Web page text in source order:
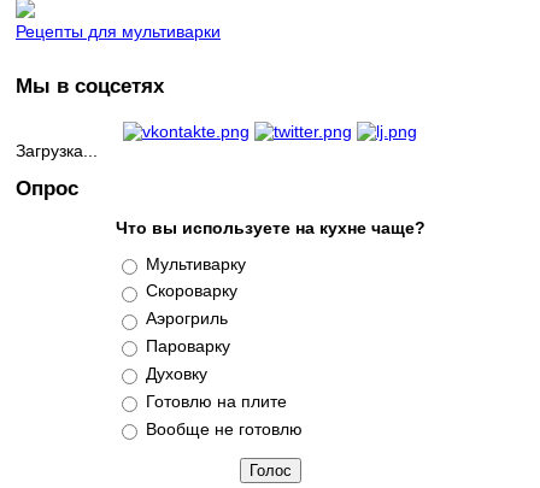
Рецепты для мультиварки
Мы в соцсетях
Загрузка...
Опрос
Что вы используете на кухне чаще?
Варианты
Мультиварку
Скороварку
Аэрогриль
Пароварку
Духовку
Готовлю на плите
Вообще не готовлю